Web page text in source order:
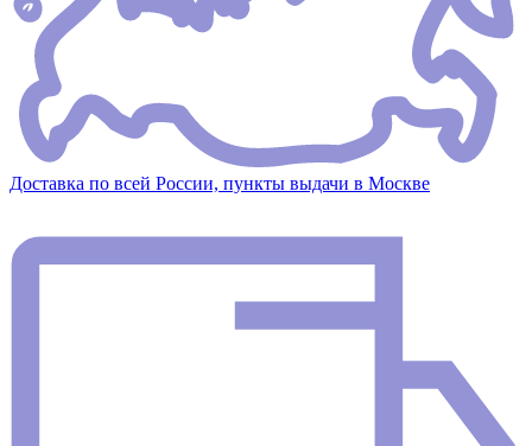
Доставка по всей России, пункты выдачи в Москве